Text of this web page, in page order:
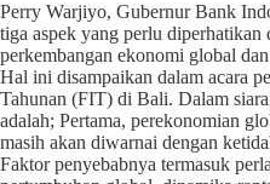
Perry Warjiyo, Gubernur Bank
tiga aspek yang perlu diperhatikan
perkembangan ekonomi global
Hal ini disampaikan dalam acara
Tahunan (FIT) di Bali. Dalam
adalah; Pertama, perekonomian
masih akan diwarnai dengan
Faktor penyebabnya termasuk